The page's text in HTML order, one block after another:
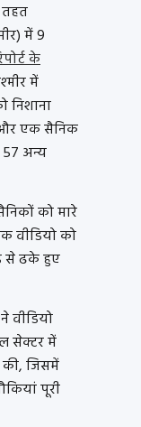
में 9
के
में
निशाना
और एक सैनिक
अन्य
को मारे
वीडियो को
से ढके हुए
ने वीडियो
सेक्टर में
की, जिसमें
पूरी